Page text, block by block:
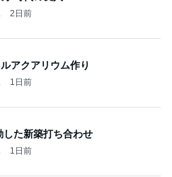
2日前
アクアリウム作り
1日前
した新築打ち合わせ
1日前